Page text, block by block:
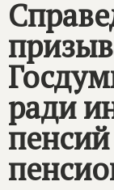
ради